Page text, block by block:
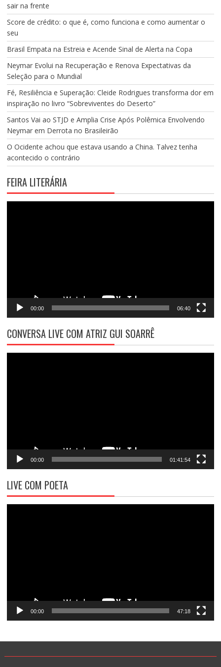
sair na frente
Score de crédito: o que é, como funciona e como aumentar o
seu
Brasil Empata na Estreia e Acende Sinal de Alerta na Copa
Neymar Evolui na Recuperação e Renova Expectativas da
Seleção para o Mundial
Fé, Resiliência e Superação: Cleide Rodrigues transforma dor em
inspiração no livro “Sobreviventes do Deserto”
Santos Vai ao STJD e Amplia Crise Após Polêmica Envolvendo
Neymar em Derrota no Brasileirão
O Ocidente achou que estava usando a China. Talvez tenha
acontecido o contrário
FEIRA LITERÁRIA
00:00 06:40
CONVERSA LIVE COM ATRIZ GUI SOARRÊ
00:00 01:41:54
LIVE COM POETA
00:00 47:18